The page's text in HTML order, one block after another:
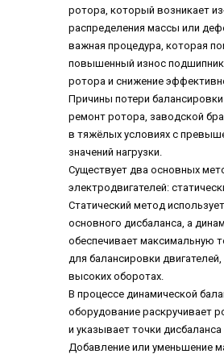
ротора, который возникает
распределения массы или
важная процедура, которая
повышенный износ
ротора и снижение
Причины потери
ремонт ротора, заводской
в тяжёлых условиях с
значений нагрузки.
Существует два основных
электродвигателей:
Статический метод
основного дисбаланса, а
обеспечивает максимальную
для балансировки
высоких оборотах.
В процессе динамической
оборудование раскручивает
и указывает точки
Добавление или уменьшение